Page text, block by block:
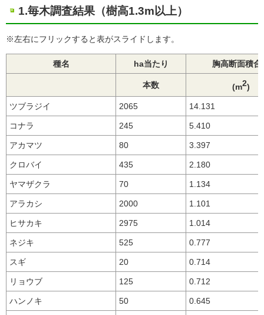
1.毎木調査結果（樹高1.3m以上）
※左右にフリックすると表がスライドします。
種名 ha当たり 胸高断面積合
本数 (m2)
ツブラジイ 2065 14.131
コナラ 245 5.410
アカマツ 80 3.397
クロバイ 435 2.180
ヤマザクラ 70 1.134
アラカシ 2000 1.101
ヒサカキ 2975 1.014
ネジキ 525 0.777
スギ 20 0.714
リョウブ 125 0.712
ハンノキ 50 0.645